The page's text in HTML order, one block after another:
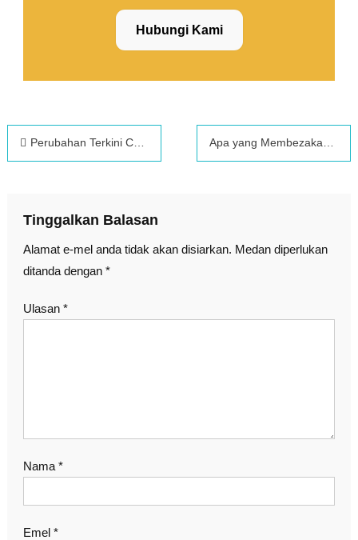
Hubungi Kami
Perubahan Terkini Carian Google: Iklan Sedang Menguasai—Apa Maksudnya untuk SEO
Tinggalkan Balasan
Alamat e-mel anda tidak akan disiarkan. Medan diperlukan
ditanda dengan *
Ulasan *
Nama *
Emel *